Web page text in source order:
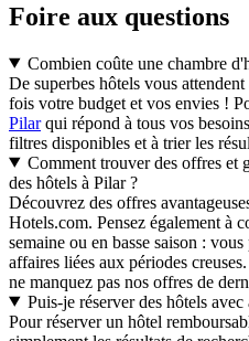
Foire aux questions
Combien coûte une chambre
De superbes hôtels vous
fois votre budget et vos envies !
Pilarqui répond à tous vos
filtres disponibles et à trier les
Comment trouver des offres et
des hôtels à Pilar ?
Découvrez des offres
Hotels.com. Pensez également à
semaine ou en basse saison :
affaires liées aux périodes
ne manquez pas nos offres de
Puis-je réserver des hôtels
Pour réserver un hôtel